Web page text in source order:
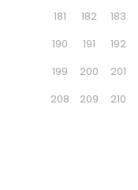
181
182 183
190
191 192
199
200 201
208
209 210